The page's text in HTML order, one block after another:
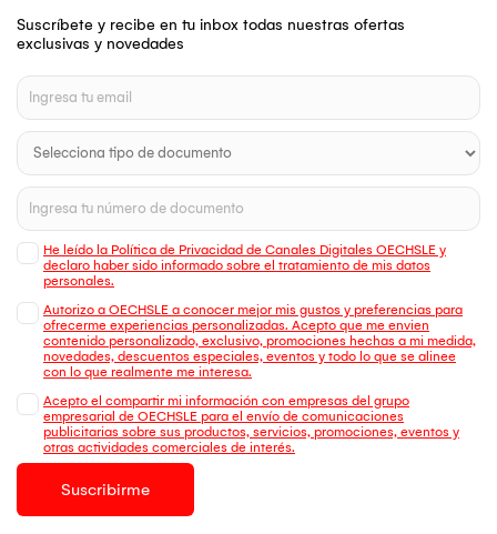
Suscríbete y recibe en tu inbox todas nuestras ofertas
exclusivas y novedades
He leído la Política de Privacidad de Canales Digitales OECHSLE y
declaro haber sido informado sobre el tratamiento de mis datos
personales.
Autorizo a OECHSLE a conocer mejor mis gustos y preferencias para
ofrecerme experiencias personalizadas. Acepto que me envien
contenido personalizado, exclusivo, promociones hechas a mi medida,
novedades, descuentos especiales, eventos y todo lo que se alinee
con lo que realmente me interesa.
Acepto el compartir mi información con empresas del grupo
empresarial de OECHSLE para el envío de comunicaciones
publicitarias sobre sus productos, servicios, promociones, eventos y
otras actividades comerciales de interés.
Suscribirme